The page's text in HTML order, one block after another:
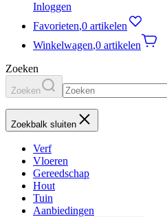
Inloggen
Favorieten,0 artikelen
Winkelwagen,0 artikelen
Zoeken
Zoeken
Zoekbalk sluiten
Verf
Vloeren
Gereedschap
Hout
Tuin
Aanbiedingen